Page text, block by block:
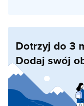
Dotrzyj do 3
Dodaj swój